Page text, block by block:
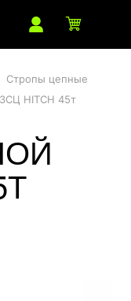
Стропы цепные
HITCH 45т